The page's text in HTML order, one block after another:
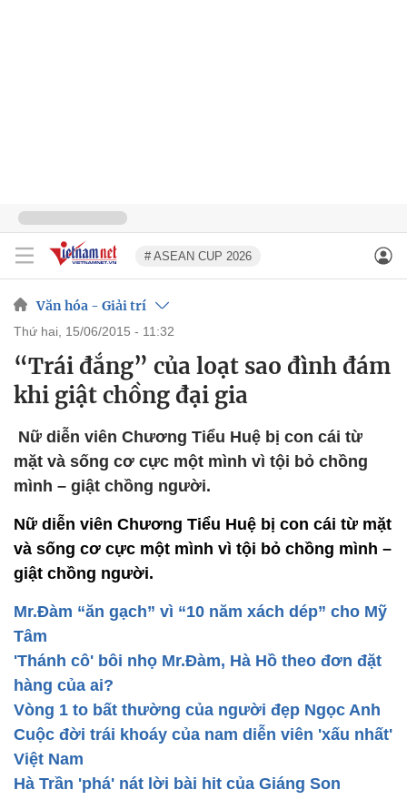
# ASEAN CUP 2026
Văn hóa - Giải trí
thứ hai, 15/06/2015 - 11:32
“Trái đắng” của loạt sao đình đám
khi giật chồng đại gia
Nữ diễn viên Chương Tiểu Huệ bị con cái từ
mặt và sống cơ cực một mình vì tội bỏ chồng
mình – giật chồng người.
Nữ diễn viên Chương Tiểu Huệ bị con cái từ mặt
và sống cơ cực một mình vì tội bỏ chồng mình –
giật chồng người.
Mr.Đàm “ăn gạch” vì “10 năm xách dép” cho Mỹ
Tâm
'Thánh cô' bôi nhọ Mr.Đàm, Hà Hồ theo đơn đặt
hàng của ai?
Vòng 1 to bất thường của người đẹp Ngọc Anh
Cuộc đời trái khoáy của nam diễn viên 'xấu nhất'
Việt Nam
Hà Trần 'phá' nát lời bài hit của Giáng Son